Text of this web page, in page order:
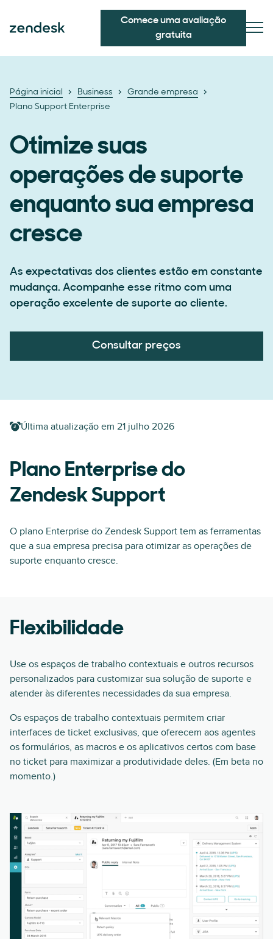
Comece uma avaliação
gratuita
Página inicial Business
Grande empresa
Plano Support Enterprise
Otimize suas
operações de suporte
enquanto sua empresa
cresce
As expectativas dos clientes estão em constante
mudança. Acompanhe esse ritmo com uma
operação excelente de suporte ao cliente.
Consultar preços
Última atualização em 21 julho 2026
Plano Enterprise do
Zendesk Support
O plano Enterprise do Zendesk Support tem as ferramentas
que a sua empresa precisa para otimizar as operações de
suporte enquanto cresce.
Flexibilidade
Use os espaços de trabalho contextuais e outros recursos
personalizados para customizar sua solução de suporte e
atender às diferentes necessidades da sua empresa.
Os espaços de trabalho contextuais permitem criar
interfaces de ticket exclusivas, que oferecem aos agentes
os formulários, as macros e os aplicativos certos com base
no ticket para maximizar a produtividade deles. (Em beta no
momento.)